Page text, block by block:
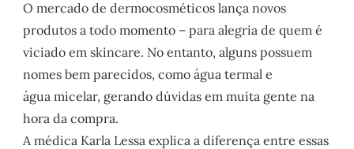
O mercado de dermocosméticos lança novos
produtos a todo momento – para alegria de quem é
viciado em skincare. No entanto, alguns possuem
nomes bem parecidos, como água termal e
águamicelar, gerando dúvidas em muita gente na
hora da compra.
A médica Karla Lessa explica a diferença entre essas